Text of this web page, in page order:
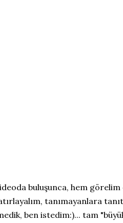
buluşunca, hem
tanımayanlara
ben istedim:)... tam